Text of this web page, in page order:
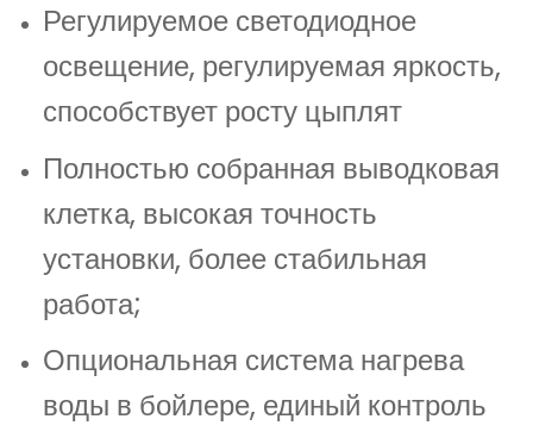
Регулируемое светодиодное
освещение, регулируемая яркость,
способствует росту цыплят
Полностью собранная выводковая
клетка, высокая точность
установки, более стабильная
работа;
Опциональная система нагрева
воды в бойлере, единый контроль